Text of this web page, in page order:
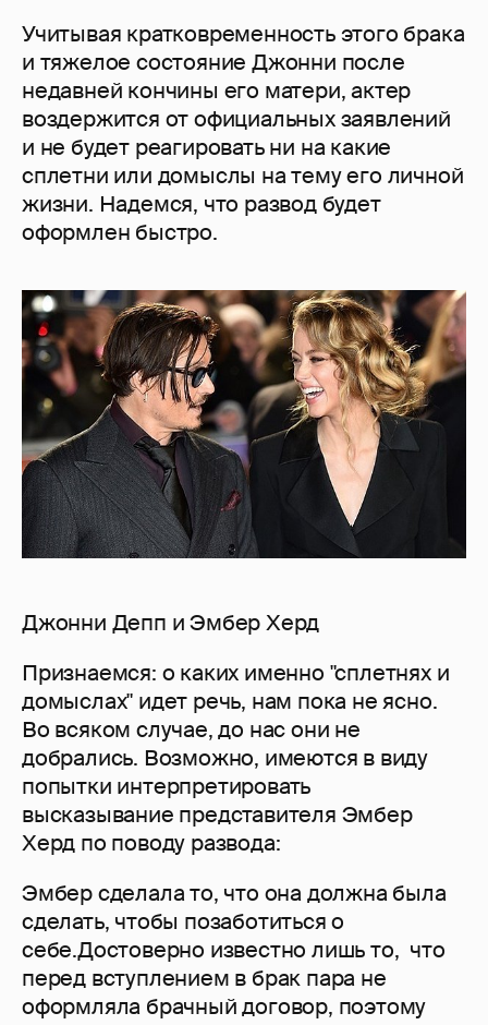
Учитывая кратковременность этого брака
и тяжелое состояние Джонни после
недавней кончины его матери, актер
воздержится от официальных заявлений
и не будет реагировать ни на какие
сплетни или домыслы на тему его личной
жизни. Надемся, что развод будет
оформлен быстро.
Джонни Депп и Эмбер Херд
Признаемся: о каких именно "сплетнях и
домыслах" идет речь, нам пока не ясно.
Во всяком случае, до нас они не
добрались. Возможно, имеются в виду
попытки интерпретировать
высказывание представителя Эмбер
Херд по поводу развода:
Эмбер сделала то, что она должна была
сделать, чтобы позаботиться о
себе.Достоверно известно лишь то, что
перед вступлением в брак пара не
оформляла брачный договор, поэтому